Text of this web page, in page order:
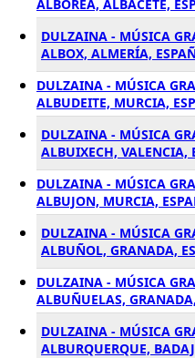
ALBOREA, ALBACETE,
DULZAINA - MÚSICA
ALBOX, ALMERÍA,
DULZAINA - MÚSICA
ALBUDEITE, MURCIA,
DULZAINA - MÚSICA
ALBUIXECH, VALENCIA,
DULZAINA - MÚSICA
ALBUJON, MURCIA,
DULZAINA - MÚSICA
ALBUÑOL, GRANADA,
DULZAINA - MÚSICA
ALBUÑUELAS,
DULZAINA - MÚSICA
ALBURQUERQUE,